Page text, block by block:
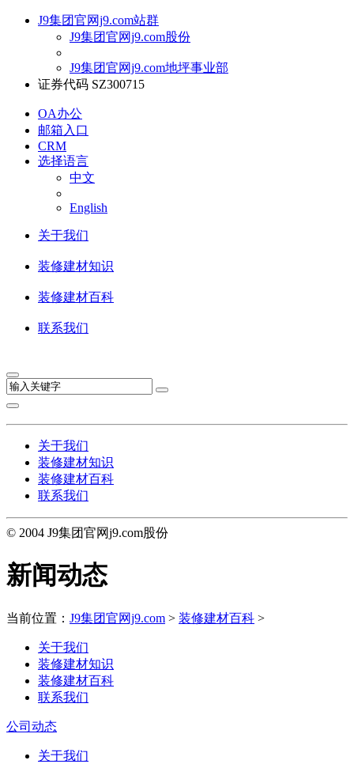
J9集团官网j9.com站群
J9集团官网j9.com股份
J9集团官网j9.com地坪事业部
证券代码 SZ300715
OA办公
邮箱入口
CRM
选择语言
中文
English
关于我们
装修建材知识
装修建材百科
联系我们
关于我们
装修建材知识
装修建材百科
联系我们
© 2004 J9集团官网j9.com股份
新闻动态
当前位置： J9集团官网j9.com > 装修建材百科 >
关于我们
装修建材知识
装修建材百科
联系我们
公司动态
关于我们